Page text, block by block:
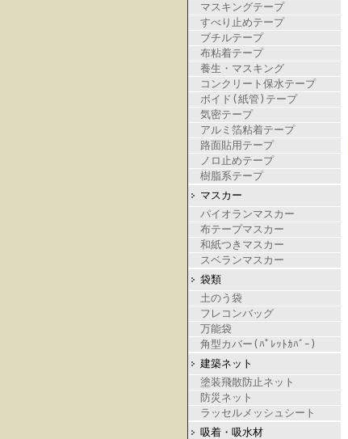
マスキングテープ
すべり止めテープ
ブチルテープ
布粘着テープ
養生・マスキング
コンクリート保水テープ
ボイド(紙管)テープ
気密テープ
アルミ箔粘着テープ
路面貼用テープ
ノロ止めテープ
樹脂系テープ
マスカー
パイオランマスカー
布テープマスカー
和紙つきマスカー
スベランマスカー
袋類
土のう袋
フレコンバッグ
万能袋
角型カバー(ﾊﾟﾚｯﾄｶﾊﾞｰ)
建築ネット
塗装飛散防止ネット
防災ネット
ラッセルメッシュシート
吸着・吸水材